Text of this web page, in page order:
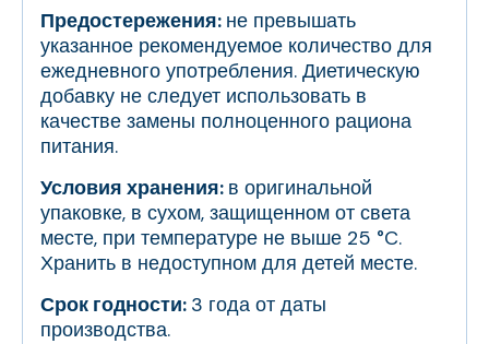
Предостережения: не превышать
указанное рекомендуемое количество для
ежедневного употребления. Диетическую
добавку не следует использовать в
качестве замены полноценного рациона
питания.
Условия хранения: в оригинальной
упаковке, в сухом, защищенном от света
месте, при температуре не выше 25 °C.
Хранить в недоступном для детей месте.
Срок годности: 3 года от даты
производства.